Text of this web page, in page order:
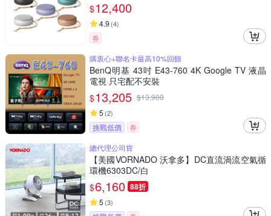
$12,400
4.9 (4)
券
購衷心+聯名卡最高10%回饋
BenQ明基 43吋 E43-760 4K Google TV 液晶
電視 只宅配不安裝
$13,205 $13,900
5 (2)
挑戰低價
券
總代理公司貨
【美國VORNADO 沃拿多】DC直流渦流空氣循
環機6303DC/白
$6,160 88折
5 (3)